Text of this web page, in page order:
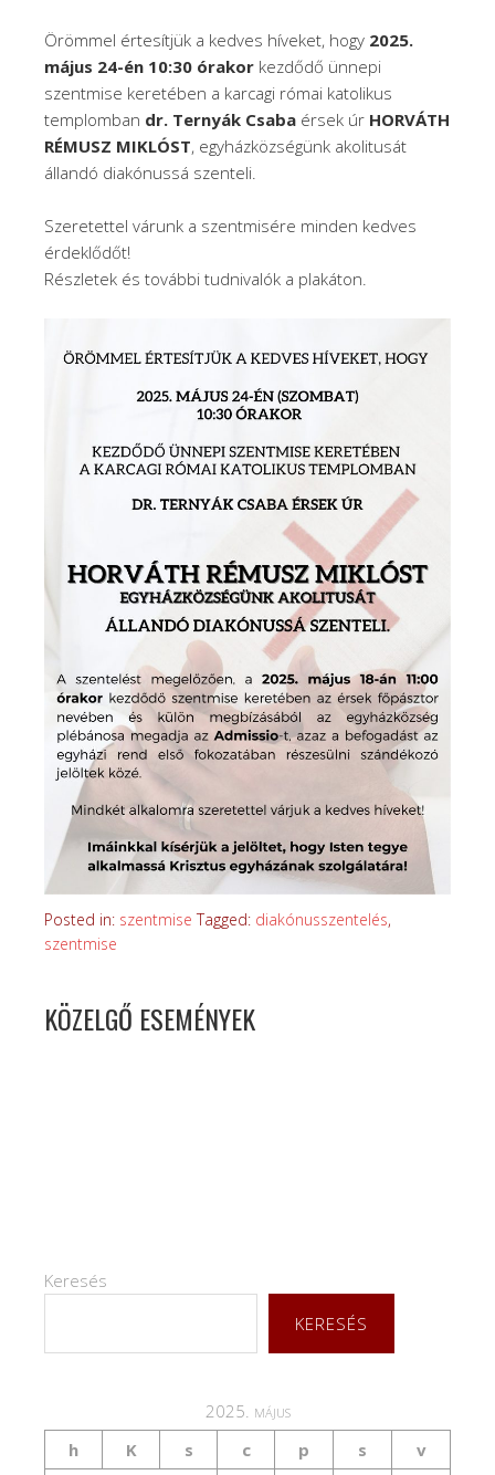
Örömmel értesítjük a kedves híveket, hogy 2025.
május 24-én 10:30 órakor kezdődő ünnepi
szentmise keretében a karcagi római katolikus
templomban dr. Ternyák Csaba érsek úr HORVÁTH
RÉMUSZ MIKLÓST, egyházközségünk akolitusát
állandó diakónussá szenteli.
Szeretettel várunk a szentmisére minden kedves
érdeklődőt!
Részletek és további tudnivalók a plakáton.
Posted in: szentmise Tagged: diakónusszentelés,
szentmise
KÖZELGŐ ESEMÉNYEK
Keresés
KERESÉS
2025. május
h
K s c p s
v